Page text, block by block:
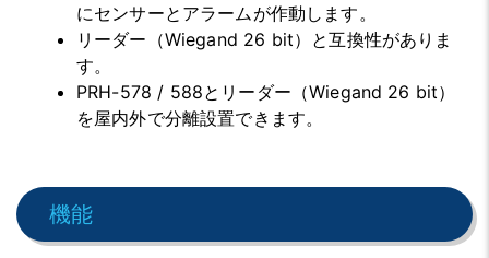
にセンサーとアラームが作動します。
リーダー（Wiegand 26 bit）と互換性がありま
す。
PRH-578 / 588とリーダー（Wiegand 26 bit）
を屋内外で分離設置できます。
機能